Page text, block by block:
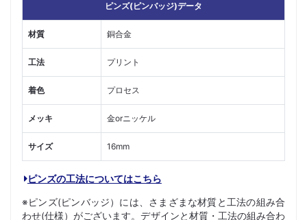
ピンズ(ピンバッジ)データ
材質 銅合金
工法 プリント
着色 プロセス
メッキ 金orニッケル
サイズ 16mm
ピンズの工法についてはこちら
※ピンズ(ピンバッジ）には、さまざまな材質と工法の組み合
わせ(仕様）がございます。デザインと材質・工法の組み合わ